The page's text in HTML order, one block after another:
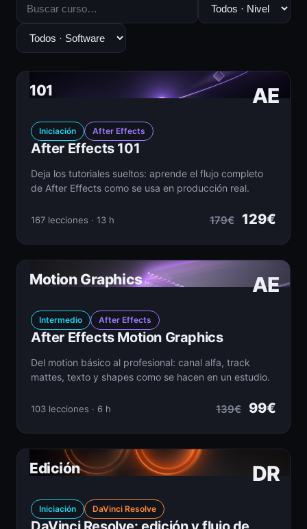
AE
101
Iniciación After Effects
After Effects 101
Deja los tutoriales sueltos: aprende el flujo completo
de After Effects como se usa en producción real.
167 lecciones · 13 h 179€ 129€
AE
Motion Graphics
Intermedio After Effects
After Effects Motion Graphics
Del motion básico al profesional: canal alfa, track
mattes, texto y shapes como se hacen en un estudio.
103 lecciones · 6 h 139€ 99€
DR
Edición
Iniciación DaVinci Resolve